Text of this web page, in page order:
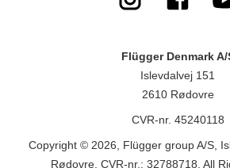
Flügger Denmark A/
Islevdalvej 151
2610 Rødovre
CVR-nr. 45240118
Copyright © 2026, Flügger group A/S,
Rødovre, CVR-nr.: 32788718. All